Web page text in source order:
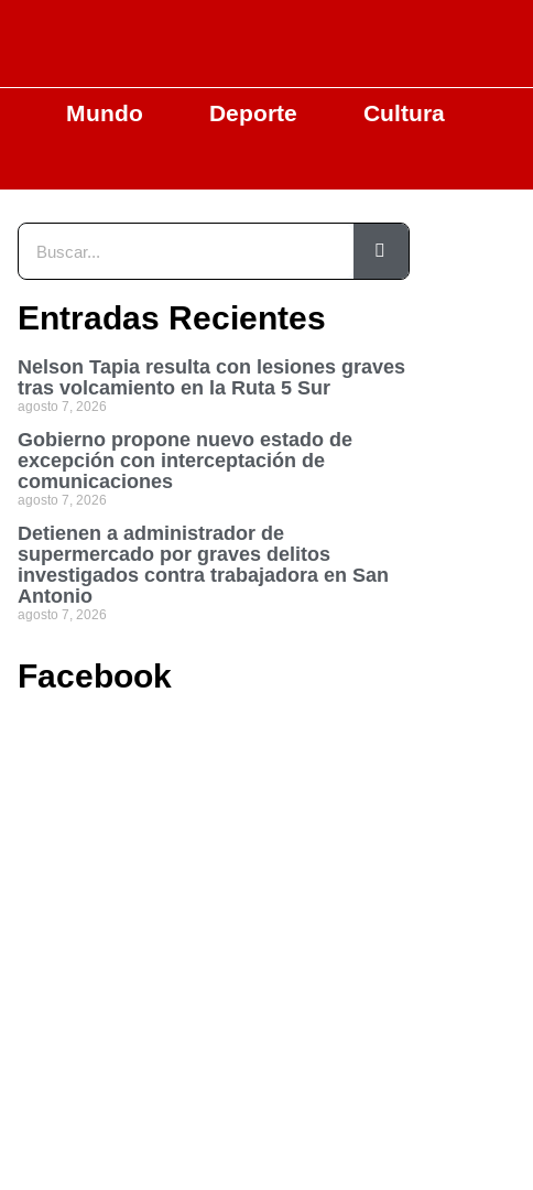
Mundo Deporte
Cultura
Entradas Recientes
Nelson Tapia resulta con lesiones graves
tras volcamiento en la Ruta 5 Sur
agosto 7, 2026
Gobierno propone nuevo estado de
excepción con interceptación de
comunicaciones
agosto 7, 2026
Detienen a administrador de
supermercado por graves delitos
investigados contra trabajadora en San
Antonio
agosto 7, 2026
Facebook